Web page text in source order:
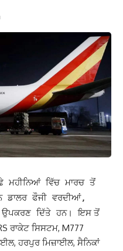
ਮਹੀਨਿਆਂ ਵਿੱਚ ਮਾਰਚ ਤੋਂ
ਡਾਲਰ ਫੌਜੀ ਵਰਦੀਆਂ,
ਉਪਕਰਣ ਦਿੱਤੇ ਹਨ।ਇਸ ਤੋਂ
ਰਾਕੇਟ ਸਿਸਟਮ, M777
ਹਰਪੁਰ ਮਿਜ਼ਾਈਲ, ਸੈਨਿਕਾਂ